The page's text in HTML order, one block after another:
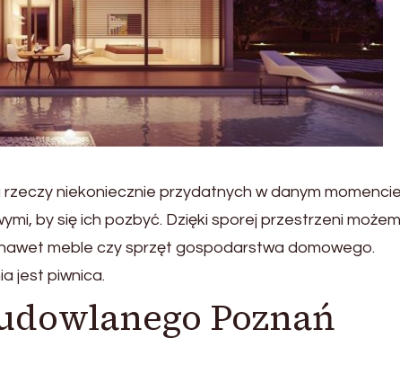
niekoniecznie przydatnych w danym momencie
by się ich pozbyć. Dzięki sporej przestrzeni
meble czy sprzęt gospodarstwa domowego.
jest piwnica.
Poznań